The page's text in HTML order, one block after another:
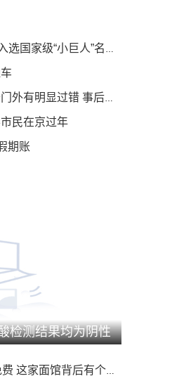
家级“小巨人”名单公布
显过错 事后言论有违伦常
民在京过年
期账
检测结果均为阴性
家面馆背后有个暖心事